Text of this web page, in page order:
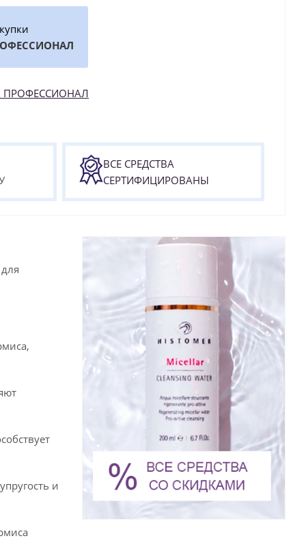
ПРОФЕССИОНАЛ
ВСЕ СРЕДСТВА
СЕРТИФИЦИРОВАНЫ
и